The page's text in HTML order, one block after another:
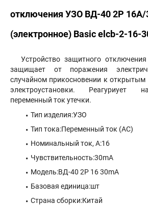
отключения УЗО ВД-40 2P
(электронное) Basic elcb-2-16-
Устройство защитного
защищает от поражения
случайном прикосновении к
электроустановки. Реагуриует
переменный ток утечки.
Тип изделия:УЗО
Тип тока:Переменный ток (АС)
Номинальный ток, А:16
Чувствительность:30mA
Модель:ВД-40 2P 16 30mA
Базовая единица:шт
Страна сборки:Китай